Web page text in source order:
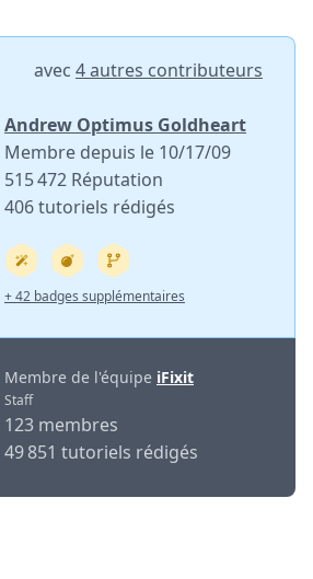
avec 4 autres contributeurs
Andrew Optimus Goldheart
Membre depuis le 10/17/09
515 472 Réputation
406 tutoriels rédigés
+ 42 badges supplémentaires
Membre de l'équipe iFixit
Staff
123 membres
49 851 tutoriels rédigés